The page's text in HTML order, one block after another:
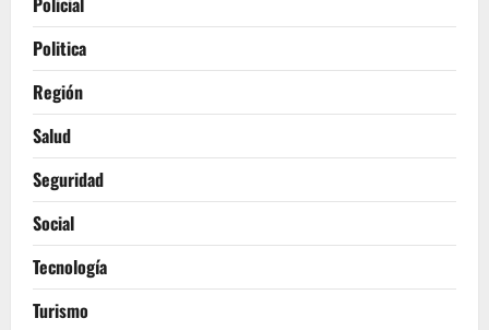
Politica
Región
Salud
Seguridad
Social
Tecnología
Turismo